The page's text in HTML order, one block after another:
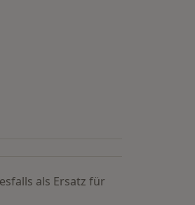
als Ersatz für